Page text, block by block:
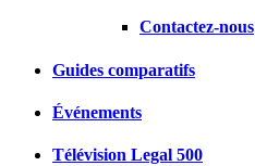
Contactez-nous
Guides comparatifs
Événements
Télévision Legal 500